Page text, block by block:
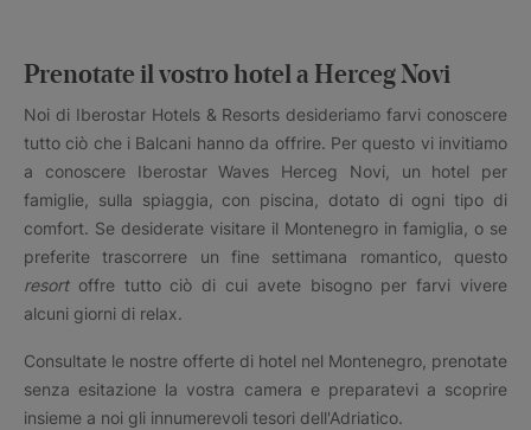
Prenotate il vostro hotel a Herceg Novi
Noi di Iberostar Hotels & Resorts desideriamo farvi conoscere
tutto ciò che i Balcani hanno da offrire. Per questo vi invitiamo
a conoscere Iberostar Waves Herceg Novi, un hotel per
famiglie, sulla spiaggia, con piscina, dotato di ogni tipo di
comfort. Se desiderate visitare il Montenegro in famiglia, o se
preferite trascorrere un fine settimana romantico, questo
resort offre tutto ciò di cui avete bisogno per farvi vivere
alcuni giorni di relax.
Consultate le nostre offerte di hotel nel Montenegro, prenotate
senza esitazione la vostra camera e preparatevi a scoprire
insieme a noi gli innumerevoli tesori dell'Adriatico.